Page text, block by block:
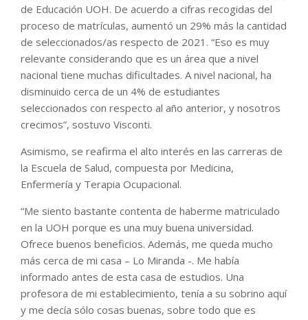
de Educación UOH. De acuerdo a cifras recogidas del
proceso de matrículas, aumentó un 29% más la cantidad
de seleccionados/as respecto de 2021. “Eso es muy
relevante considerando que es un área que a nivel
nacional tiene muchas dificultades. A nivel nacional, ha
disminuido cerca de un 4% de estudiantes
seleccionados con respecto al año anterior, y nosotros
crecimos”, sostuvo Visconti.
Asimismo, se reafirma el alto interés en las carreras de
la Escuela de Salud, compuesta por Medicina,
Enfermería y Terapia Ocupacional.
“Me siento bastante contenta de haberme matriculado
en la UOH porque es una muy buena universidad.
Ofrece buenos beneficios. Además, me queda mucho
más cerca de mi casa – Lo Miranda -. Me había
informado antes de esta casa de estudios. Una
profesora de mi establecimiento, tenía a su sobrino aquí
y me decía sólo cosas buenas, sobre todo que es